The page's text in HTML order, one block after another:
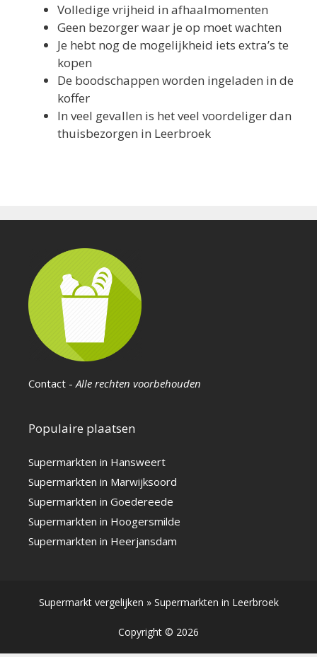
Volledige vrijheid in afhaalmomenten
Geen bezorger waar je op moet wachten
Je hebt nog de mogelijkheid iets extra’s te
kopen
De boodschappen worden ingeladen in de
koffer
In veel gevallen is het veel voordeliger dan
thuisbezorgen in Leerbroek
Contact -Alle rechten voorbehouden
Populaire plaatsen
Supermarkten in Hansweert
Supermarkten in Marwijksoord
Supermarkten in Goedereede
Supermarkten in Hoogersmilde
Supermarkten in Heerjansdam
Supermarkt vergelijken » Supermarkten in Leerbroek
Copyright © 2026